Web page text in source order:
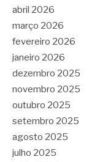
abril 2026
março 2026
fevereiro 2026
janeiro 2026
dezembro 2025
novembro 2025
outubro 2025
setembro 2025
agosto 2025
julho 2025